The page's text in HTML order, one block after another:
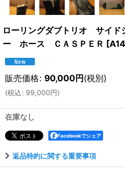
ローリングダブトリオ サイ
ー ホース ＣＡＳＰＥＲ [A14
販売価格: 90,000円(税別)
(税込: 99,000円)
在庫なし
Facebookでシェア
返品特約に関する重要事項